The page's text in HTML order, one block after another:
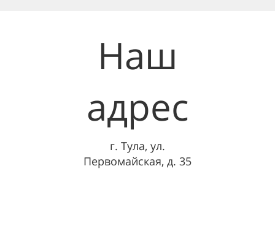
Наш
адрес
г. Тула, ул.
Первомайская, д. 35